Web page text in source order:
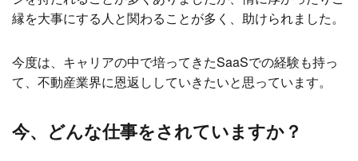
縁を大事にする人と関わることが多く、助けられました。
今度は、キャリアの中で培ってきたSaaSでの経験も持っ
て、不動産業界に恩返ししていきたいと思っています。
今、どんな仕事をされていますか？